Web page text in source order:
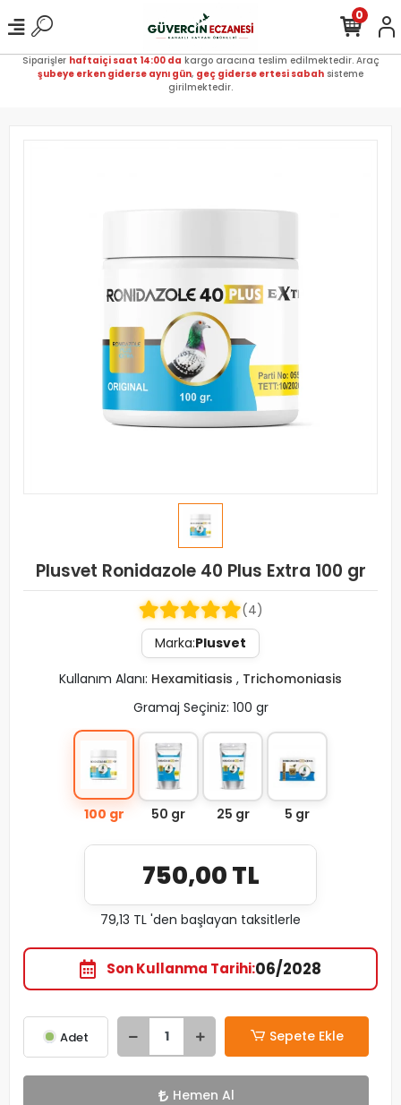
Siparişler haftaiçi saat 14:00 da kargo aracına teslim edilmektedir. Araç
şubeye erken giderse aynı gün, geç giderse ertesi sabah sisteme
girilmektedir.
0
Plusvet Ronidazole 40 Plus Extra 100 gr
(4)
Marka:Plusvet
Kullanım Alanı: Hexamitiasis , Trichomoniasis
Gramaj Seçiniz: 100 gr
100 gr 50 gr 25 gr 5 gr
750,00 TL
79,13 TL 'den başlayan taksitlerle
Son Kullanma Tarihi 06/2028
Adet Sepete Ekle
Hemen Al